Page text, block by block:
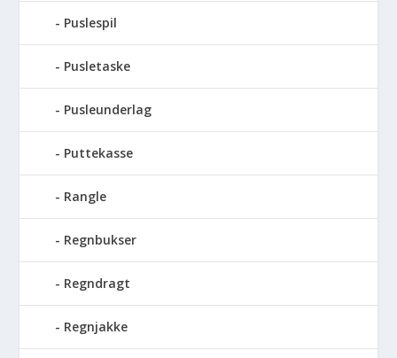
Puslespil
Pusletaske
Pusleunderlag
Puttekasse
Rangle
Regnbukser
Regndragt
Regnjakke